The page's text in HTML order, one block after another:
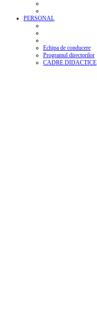
PERSONAL
Echipa de conducere
Programul directorilor
CADRE DIDACTICE